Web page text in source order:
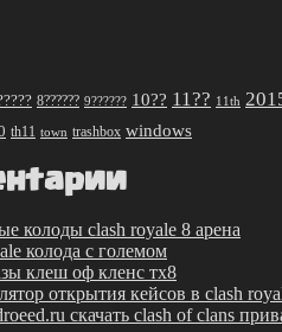
8?????? 9?????? 10?? 11?? 11th
th11 town trashbox windows
колоды clash royale 8 арена
колода с големом
клеш оф кленс тх8
открытия кейсов в clash
скачать clash of clans